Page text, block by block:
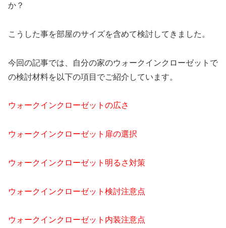
か？
こうした事を部屋のサイズを含めて検討してきました。
今回の記事では、自分の家のウォークインクローゼットで
の検討材料を以下の項目でご紹介しています。
ウォークインクローゼットの広さ
ウォークインクローゼット扉の選択
ウォークインクローゼット明るさ対策
ウォークインクローゼット検討注意点
ウォークインクローゼット内装注意点